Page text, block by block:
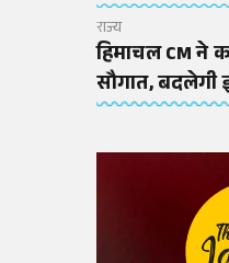
राज्य
हिमाचल CM ने
सौगात, बदलेगी